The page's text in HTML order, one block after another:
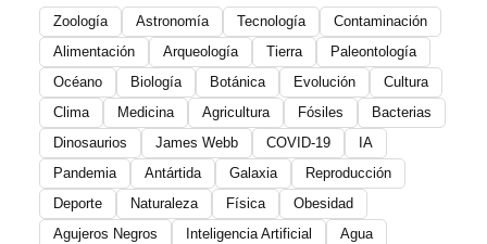
Zoología Astronomía Tecnología
Contaminación
Alimentación
Arqueología Tierra
Paleontología
Océano
Biología Botánica Evolución
Cultura
Clima
Medicina Agricultura Fósiles
Bacterias
Dinosaurios
James Webb COVID-19
IA
Pandemia
Antártida Galaxia
Reproducción
Deporte
Naturaleza Física
Obesidad
Agujeros Negros
Inteligencia Artificial
Agua